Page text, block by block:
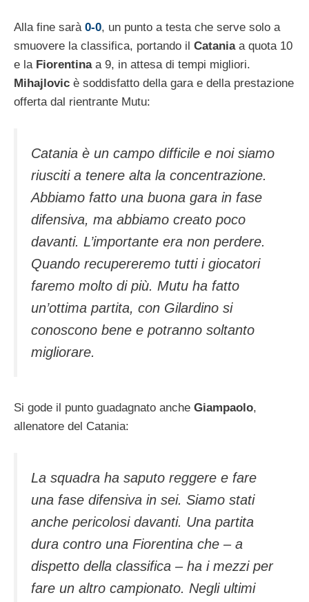
Alla fine sarà 0-0, un punto a testa che serve solo a
smuovere la classifica, portando il Cataniaa quota 10
e la Fiorentinaa 9, in attesa di tempi migliori.
Mihajlovic è soddisfatto della gara e della prestazione
offerta dal rientrante Mutu:
Catania è un campo difficile e noi siamo
riusciti a tenere alta la concentrazione.
Abbiamo fatto una buona gara in fase
difensiva, ma abbiamo creato poco
davanti. L’importante era non perdere.
Quando recupereremo tutti i giocatori
faremo molto di più. Mutu ha fatto
un’ottima partita, con Gilardino si
conoscono bene e potranno soltanto
migliorare.
Si gode il punto guadagnato anche Giampaolo,
allenatore del Catania:
La squadra ha saputo reggere e fare
una fase difensiva in sei. Siamo stati
anche pericolosi davanti. Una partita
dura contro una Fiorentina che – a
dispetto della classifica – ha i mezzi per
fare un altro campionato. Negli ultimi